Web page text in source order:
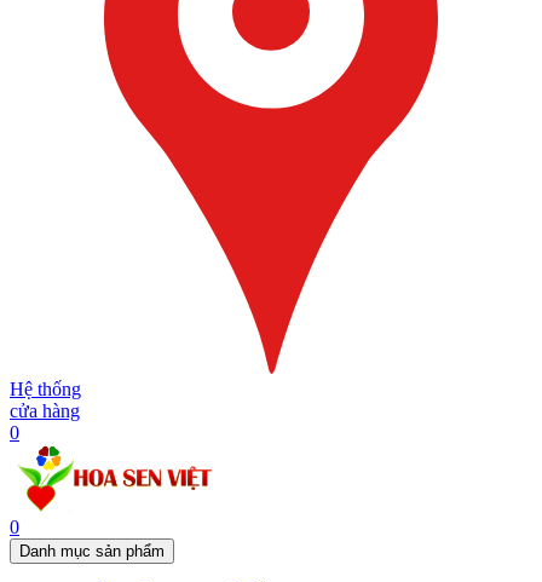
Hệ thống
cửa hàng
0
0
Danh mục sản phẩm